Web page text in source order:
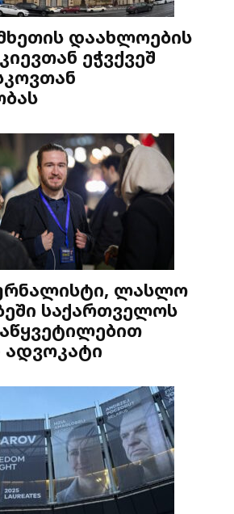
დაახლოების
ეჭვქვეშ
ლასლო
საქართველოს
ადვოკატი